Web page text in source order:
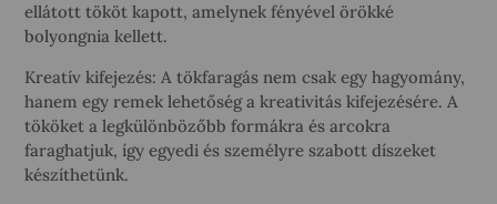
ellátott tököt kapott, amelynek fényével örökké
bolyongnia kellett.
Kreatív kifejezés: A tökfaragás nem csak egy hagyomány,
hanem egy remek lehetőség a kreativitás kifejezésére. A
tököket a legkülönbözőbb formákra és arcokra
faraghatjuk, így egyedi és személyre szabott díszeket
készíthetünk.